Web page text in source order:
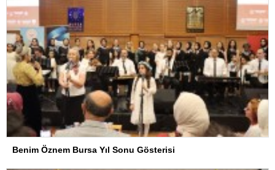
Benim Öznem Bursa Yıl Sonu Gösterisi